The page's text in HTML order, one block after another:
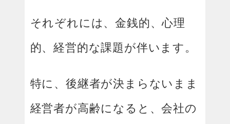
それぞれには、金銭的、心理
的、経営的な課題が伴います。
特に、後継者が決まらないまま
経営者が高齢になると、会社の